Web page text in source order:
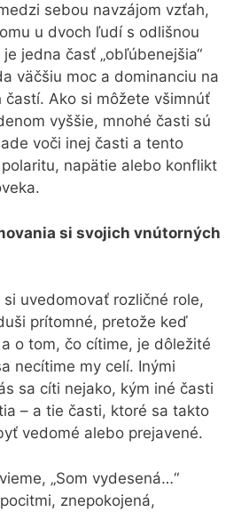
sebou navzájom vzťah,
u dvoch ľudí s odlišnou
jedna časť „obľúbenejšia“
väčšiu moc a dominanciu na
častí. Ako si môžete všimnúť
vyššie, mnohé časti sú
voči inej časti a tento
napätie alebo konflikt
si svojich vnútorných
uvedomovať rozličné role,
prítomné, pretože keď
o tom, čo cítime, je dôležité
necítime my celí. Inými
sa cíti nejako, kým iné časti
– a tie časti, ktoré sa takto
vedomé alebo prejavené.
„Som vydesená…“
znepokojená,